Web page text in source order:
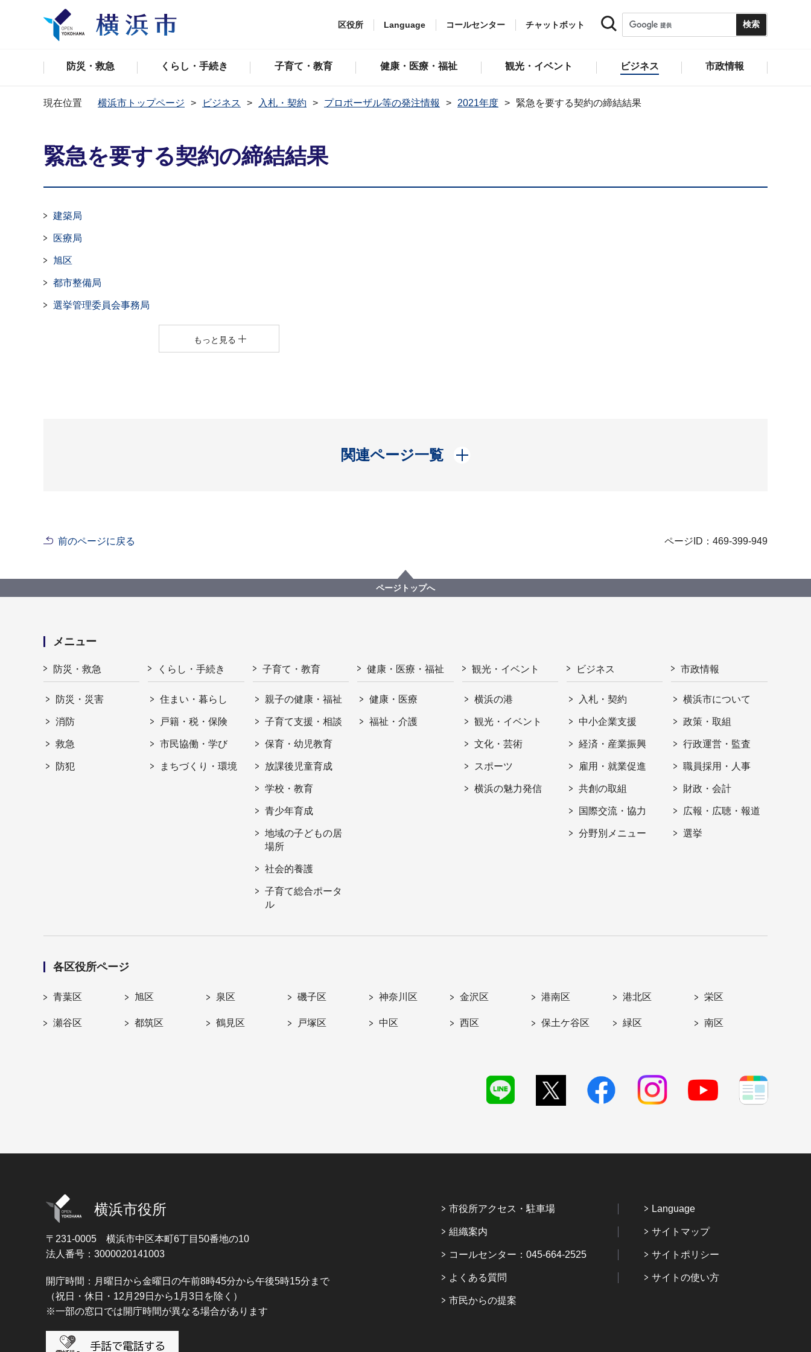
区役所 Language コールセンター チャットボット
防災・救急 くらし・手続き 子育て・教育 健康・医療・福祉 観光・イベント ビジネス 市政情報
現在位置 横浜市トップページ ビジネス 入札・契約 プロポーザル等の発注情報 2021年度 緊急を要する契約の締結結果
緊急を要する契約の締結結果
建築局
医療局
旭区
都市整備局
選挙管理委員会事務局
もっと見る
関連ページ一覧
開く
前のページに戻る ページID：469-399-949
ページトップへ
メニュー
防災・救急
防災・災害
消防
救急
防犯
くらし・手続き
住まい・暮らし
戸籍・税・保険
市民協働・学び
まちづくり・環境
子育て・教育
親子の健康・福祉
子育て支援・相談
保育・幼児教育
放課後児童育成
学校・教育
青少年育成
地域の子どもの居
場所
社会的養護
子育て総合ポータ
ル
健康・医療・福祉
健康・医療
福祉・介護
観光・イベント
横浜の港
観光・イベント
文化・芸術
スポーツ
横浜の魅力発信
ビジネス
入札・契約
中小企業支援
経済・産業振興
雇用・就業促進
共創の取組
国際交流・協力
分野別メニュー
市政情報
横浜市について
政策・取組
行政運営・監査
職員採用・人事
財政・会計
広報・広聴・報道
選挙
各区役所ページ
青葉区 旭区 泉区 磯子区 神奈川区 金沢区 港南区 港北区 栄区
瀬谷区 都筑区 鶴見区 戸塚区 中区 西区 保土ケ谷区 緑区 南区
横浜市役所
〒231-0005 横浜市中区本町6丁目50番地の10
法人番号：3000020141003
開庁時間：月曜日から金曜日の午前8時45分から午後5時15分まで
（祝日・休日・12月29日から1月3日を除く）
※一部の窓口では開庁時間が異なる場合があります
市役所アクセス・駐車場
組織案内
コールセンター：045-664-2525
よくある質問
市民からの提案
Language
サイトマップ
サイトポリシー
サイトの使い方